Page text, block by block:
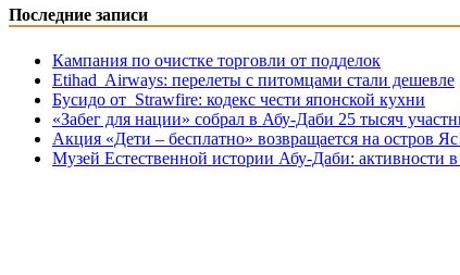
Последние записи
Кампания по очистке торговли от подделок
Etihad Airways: перелеты с питомцами стали дешевле
Бусидо от Strawfire: кодекс чести японской кухни
«Забег для нации» собрал в Абу-Даби 25 тысяч
Акция «Дети – бесплатно» возвращается на остров
Музей Eстественной истории Абу-Даби: активности в